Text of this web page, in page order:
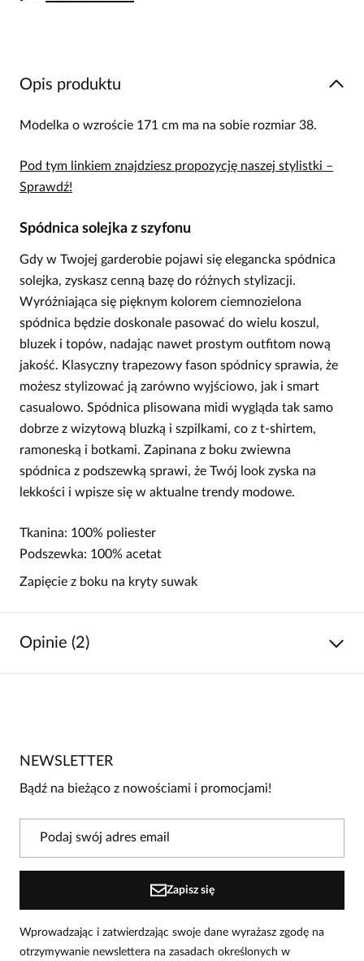
Opis produktu
Modelka o wzroście 171 cm ma na sobie rozmiar 38.
Pod tym linkiem znajdziesz propozycję naszej stylistki –
Sprawdź!
Spódnica solejka z szyfonu
Gdy w Twojej garderobie pojawi się elegancka spódnica
solejka, zyskasz cenną bazę do różnych stylizacji.
Wyróżniająca się pięknym kolorem ciemnozielona
spódnica będzie doskonale pasować do wielu koszul,
bluzek i topów, nadając nawet prostym outfitom nową
jakość. Klasyczny trapezowy fason spódnicy sprawia, że
możesz stylizować ją zarówno wyjściowo, jak i smart
casualowo. Spódnica plisowana midi wygląda tak samo
dobrze z wizytową bluzką i szpilkami, co z t-shirtem,
ramoneską i botkami. Zapinana z boku zwiewna
spódnica z podszewką sprawi, że Twój look zyska na
lekkości i wpisze się w aktualne trendy modowe.
Tkanina: 100% poliester
Podszewka: 100% acetat
Zapięcie z boku na kryty suwak
Opinie (2)
4
3
1
0
W naszej witrynie opinie mogą dodawać tylko osoby, które
NEWSLETTER
Bądź na bieżąco z nowościami i promocjami!
Zapisz się
Wprowadzając i zatwierdzając swoje dane wyrażasz zgodę na
otrzymywanie newslettera na zasadach określonych w